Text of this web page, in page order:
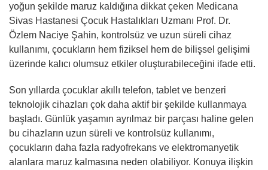
yoğun şekilde maruz kaldığına dikkat çeken Medicana
Sivas Hastanesi Çocuk Hastalıkları Uzmanı Prof. Dr.
Özlem Naciye Şahin, kontrolsüz ve uzun süreli cihaz
kullanımı, çocukların hem fiziksel hem de bilişsel gelişimi
üzerinde kalıcı olumsuz etkiler oluşturabileceğini ifade etti.
Son yıllarda çocuklar akıllı telefon, tablet ve benzeri
teknolojik cihazları çok daha aktif bir şekilde kullanmaya
başladı. Günlük yaşamın ayrılmaz bir parçası haline gelen
bu cihazların uzun süreli ve kontrolsüz kullanımı,
çocukların daha fazla radyofrekans ve elektromanyetik
alanlara maruz kalmasına neden olabiliyor. Konuya ilişkin